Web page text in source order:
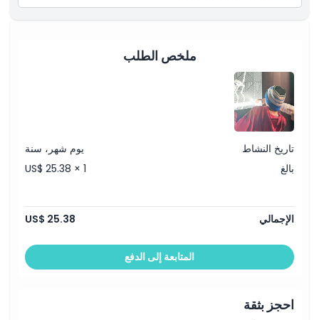
ملخص الطلب
تاريخ النشاط
يوم شهر، سنة
بالغ
US$ 25.38 × 1
الإجمالي US$ 25.38
المتابعة إلى الدفع
احجز بثقة